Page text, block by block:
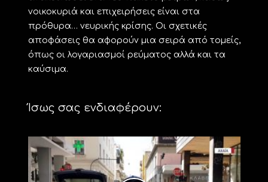
νοικοκυριά και επιχειρήσεις είναι στα
πρόθυρα… νευρικής κρίσης. Οι σχετικές
αποφάσεις θα αφορούν μια σειρά από τομείς,
όπως οι λογαριασμοί ρεύματος αλλά και τα
καύσιμα.
Ίσως σας ενδιαφέρουν: